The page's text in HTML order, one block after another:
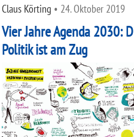
Claus Körting • 24. Oktober 2019
Vier Jahre Agenda 2030:
Politik ist am Zug